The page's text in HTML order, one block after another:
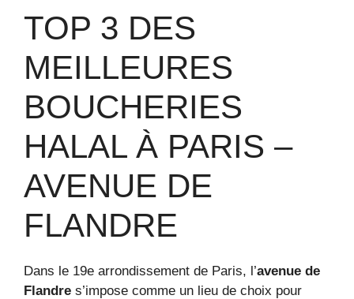
TOP 3 DES
MEILLEURES
BOUCHERIES
HALAL À PARIS –
AVENUE DE
FLANDRE
Dans le 19e arrondissement de Paris, l’avenue de
Flandre s’impose comme un lieu de choix pour